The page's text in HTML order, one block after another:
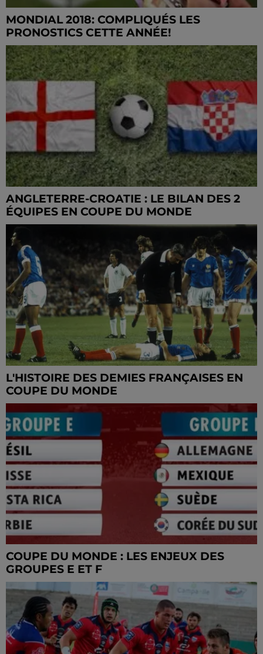
MONDIAL 2018: COMPLIQUÉS LES
PRONOSTICS CETTE ANNÉE!
ANGLETERRE-CROATIE : LE BILAN DES 2
ÉQUIPES EN COUPE DU MONDE
L'HISTOIRE DES DEMIES FRANÇAISES EN
COUPE DU MONDE
COUPE DU MONDE : LES ENJEUX DES
GROUPES E ET F